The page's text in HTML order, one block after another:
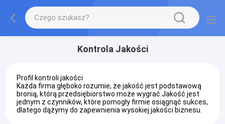
Kontrola Jakości
Profil kontroli jakości
Każda firma głęboko rozumie, że jakość jest podstawową
bronią, którą przedsiębiorstwo może wygrać.Jakość jest
jednym z czynników, które pomogły firmie osiągnąć sukces,
dlatego dążymy do zapewnienia wysokiej jakości biznesu.